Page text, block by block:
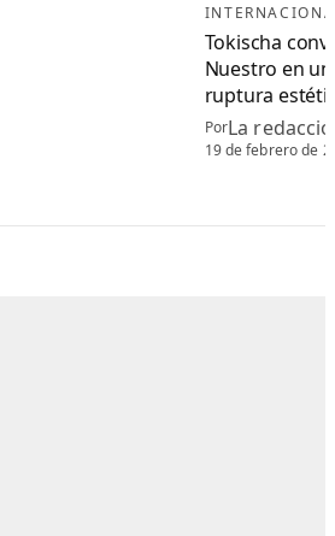
Tokischa
Nuestro en
ruptura
PorLa
19 de febrero de